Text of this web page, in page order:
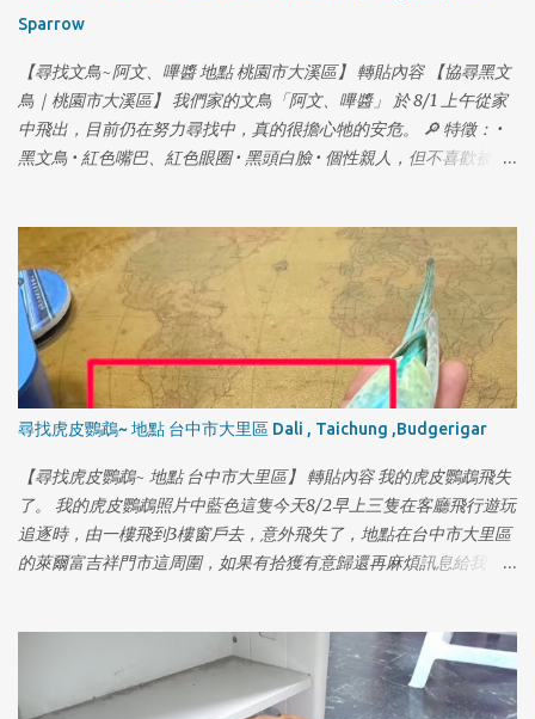
Sparrow
【尋找文鳥~阿文、嗶醬 地點 桃園市大溪區】 轉貼內容 【協尋黑文
鳥｜桃園市大溪區】 我們家的文鳥「阿文、嗶醬」 於 8/1 上午從家
中飛出，目前仍在努力尋找中，真的很擔心牠的安危。 🔎 特徵： •
黑文鳥 • 紅色嘴巴、紅色眼圈 • 黑頭白臉 • 個性親人，但不喜歡被直
懇請私訊聯絡我，真的非常感謝！ ⚠️ 請幫忙注意： 不要追趕或驚嚇
牠，只要拍照或提供位置資訊就很有幫助了 拜託大家幫忙留意與轉
發，謝謝你們 🙏
尋找虎皮鸚鵡~ 地點 台中市大里區 Dali , Taichung ,Budgerigar
【尋找虎皮鸚鵡~ 地點 台中市大里區】 轉貼內容 我的虎皮鸚鵡飛失
了。 我的虎皮鸚鵡照片中藍色這隻今天8/2早上三隻在客廳飛行遊玩
追逐時，由一樓飛到3樓窗戶去，意外飛失了，地點在台中市大里區
的萊爾富吉祥門市這周圍，如果有拾獲有意歸還再麻煩訊息給我，